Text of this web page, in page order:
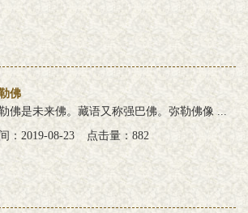
佛
佛是未来佛。藏语又称强巴佛。弥勒佛像 ...
：2019-08-23
点击量：882